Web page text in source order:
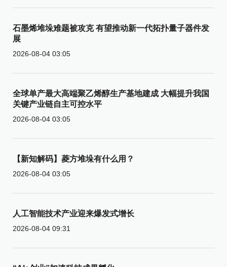
石墨烯堆垛难题被攻克 有望推动新一代拓扑量子器件发
展
2026-08-04 03:05
全球单产最大高端聚乙烯醇生产基地建成 大幅提升我国
关键产业链自主可控水平
2026-08-04 03:05
【新知解码】菱方堆垛有什么用？
2026-08-04 03:05
人工智能技术产业迎来爆发式增长
2026-08-04 09:31